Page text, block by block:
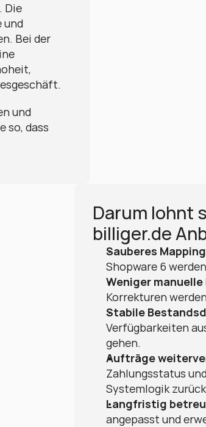
Die
und
Bei der
und
so, dass
Darum lohnt
billiger.de
Sauberes
Shopware 6
Weniger
Korrekturen
Stabile
Verfügbarkeiten
gehen.
Aufträge
Zahlungsstatus
Systemlogik
Langfristig
angepasst und